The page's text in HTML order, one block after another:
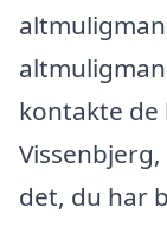
kontakte
det, du har